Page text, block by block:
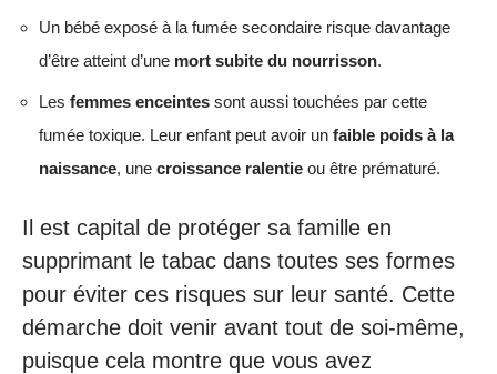
Un bébé exposé à la fumée secondaire risque davantage
d’être atteint d’une mort subite du nourrisson.
Les femmes enceintes sont aussi touchées par cette
fumée toxique. Leur enfant peut avoir un faible poids à la
naissance, une croissance ralentie ou être prématuré.
Il est capital de protéger sa famille en
supprimant le tabac dans toutes ses formes
pour éviter ces risques sur leur santé. Cette
démarche doit venir avant tout de soi-même,
puisque cela montre que vous avez